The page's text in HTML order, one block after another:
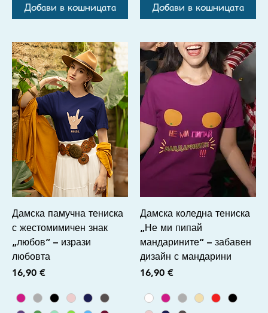
Добави в кошницата Добави в кошницата
Дамска памучна тениска
с жестомимичен знак
„любов“ – изрази
любовта
Цена
16,90 €
Дамска коледна тениска
„Не ми пипай
мандарините“ – забавен
дизайн с мандарини
Цена
16,90 €